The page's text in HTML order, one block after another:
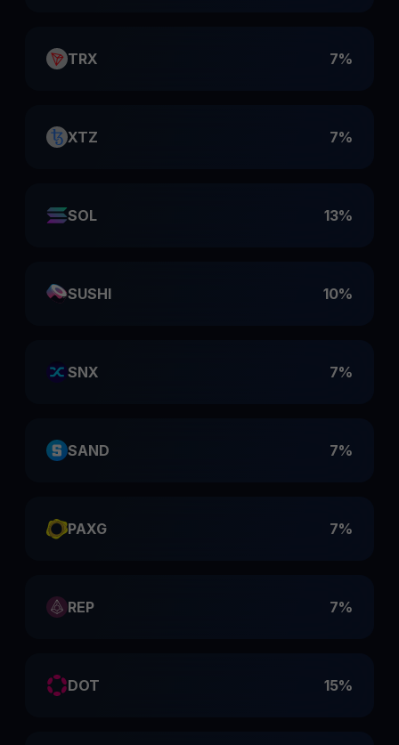
TRX 7%
XTZ 7%
SOL 13%
SUSHI 10%
SNX 7%
SAND 7%
PAXG 7%
REP 7%
DOT 15%